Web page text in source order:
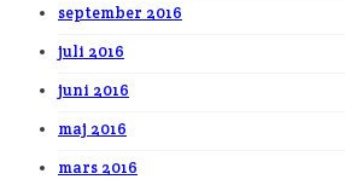
september 2016
juli 2016
juni 2016
maj 2016
mars 2016